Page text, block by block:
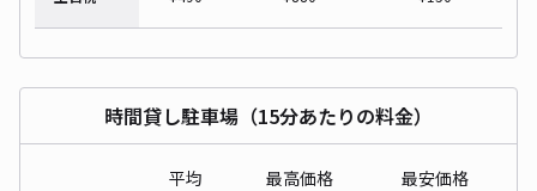
時間貸し駐車場（15分あたりの料金）
平均 最高価格 最安価格